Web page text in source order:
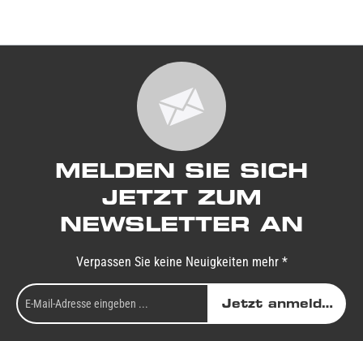
MELDEN SIE SICH
JETZT ZUM
NEWSLETTER AN
Verpassen Sie keine Neuigkeiten mehr *
Jetzt anmelden